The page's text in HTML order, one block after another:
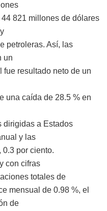
821 millones de dólares
petroleras. Así, las
un
fue resultado neto de un
una caída de 28.5 % en
dirigidas a Estados
y las
por ciento.
con cifras
totales de
mensual de 0.98 %, el
de